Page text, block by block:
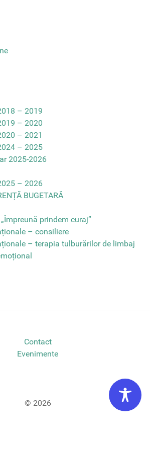
– 2019
– 2020
– 2021
– 2025
2025-2026
– 2026
BUGETARĂ
prindem curaj”
– consiliere
– terapia tulburărilor de limbaj
Contact
Evenimente
© 2026